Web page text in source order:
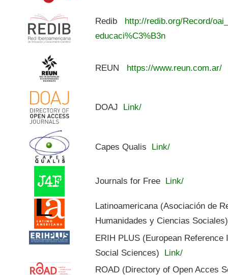
Redib
http://redib.org/Record/
educaci%C3%B3n
REUN https://www.reun.com.ar/
DOAJ Link/
Capes Qualis Link/
Journals for Free Link/
Latinoamericana (Asociación de
Humanidades y Ciencias Sociales)
ERIH PLUS (European
Social Sciences) Link/
ROAD (Directory of Open Acces